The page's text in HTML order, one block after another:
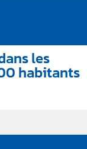
les
habitants